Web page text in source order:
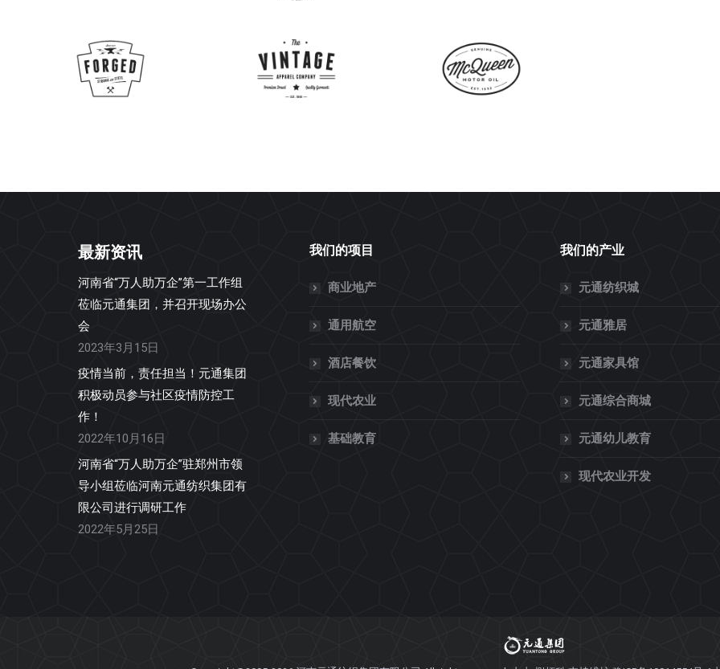
最新资讯
河南省“万人助万企”第一工作组
莅临元通集团，并召开现场办公
会
2023年3月15日
疫情当前，责任担当！元通集团
积极动员参与社区疫情防控工
作！
2022年10月16日
河南省“万人助万企”驻郑州市领
导小组莅临河南元通纺织集团有
限公司进行调研工作
2022年5月25日
我们的项目
商业地产
通用航空
酒店餐饮
现代农业
基础教育
我们的产业
元通纺织城
元通雅居
元通家具馆
元通综合商城
元通幼儿教育
现代农业开发